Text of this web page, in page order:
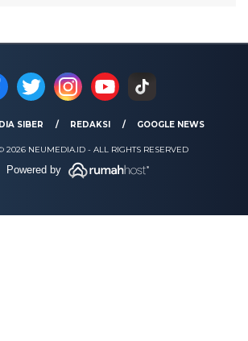
SIBER REDAKSI GOOGLE NEWS
2026 NEUMEDIA.ID - ALL RIGHTS RESERVED
Powered by